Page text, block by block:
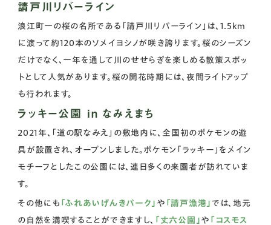
請戸川リバーライン
浪江町一の桜の名所である「請戸川リバーライン」は、1.5km
に渡って約120本のソメイヨシノが咲き誇ります。桜のシーズン
だけでなく、一年を通して川のせせらぎを楽しめる散策スポッ
トとして人気があります。桜の開花時期には、夜間ライトアップ
も行われます。
ラッキー公園 in なみえまち
2021年、「道の駅なみえ」の敷地内に、全国初のポケモンの遊
具が設置され、オープンしました。ポケモン「ラッキー」をメイン
モチーフとしたこの公園には、連日多くの来園者が訪れていま
す。
その他にも 「ふれあいげんきパーク」 や 「請戸漁港」 では、地元
の自然を満喫することができますし、 「丈六公園」 や 「コスモス